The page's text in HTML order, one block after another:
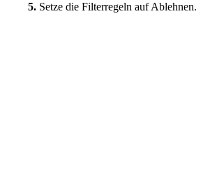
5. Setze die Filterregeln auf Ablehnen.